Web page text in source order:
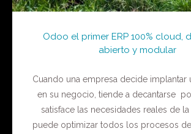
Odoo el primer ERP 100% cloud,
abierto y modular
Cuando una empresa decide implantar
en su negocio, tiende a decantarse
satisface las necesidades reales de
puede optimizar todos los procesos